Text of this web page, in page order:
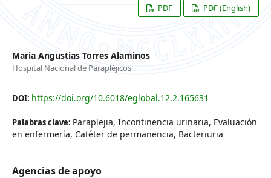
PDF PDF (English)
Maria Angustias Torres Alaminos
Hospital Nacional de Parapléjicos
DOI: https://doi.org/10.6018/eglobal.12.2.165631
Palabras clave: Paraplejia, Incontinencia urinaria, Evaluación
en enfermería, Catéter de permanencia, Bacteriuria
Agencias de apoyo